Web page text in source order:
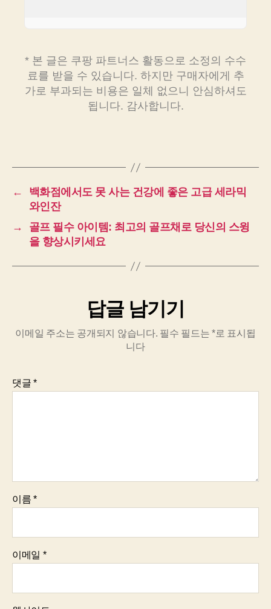
* 본 글은 쿠팡 파트너스 활동으로 소정의 수수
료를 받을 수 있습니다. 하지만 구매자에게 추
가로 부과되는 비용은 일체 없으니 안심하셔도
됩니다. 감사합니다.
←
백화점에서도 못 사는 건강에 좋은 고급 세라믹
와인잔
→
골프 필수 아이템: 최고의 골프채로 당신의 스윙
을 향상시키세요
답글 남기기
이메일 주소는 공개되지 않습니다. 필수 필드는*로 표시됩
니다
댓글*
이름*
이메일 *